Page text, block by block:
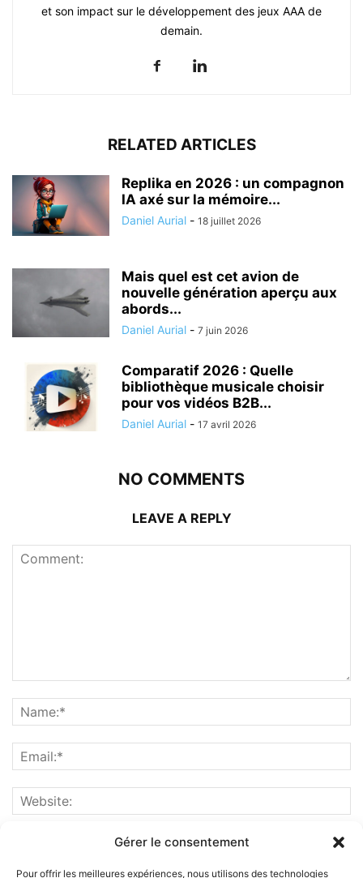
Gérer le consentement
Pour offrir les meilleures expériences, nous utilisons des technologies
et son impact sur le développement des jeux AAA de
demain.
RELATED ARTICLES
Replika en 2026 : un compagnon
IA axé sur la mémoire...
Daniel Aurial - 18 juillet 2026
Mais quel est cet avion de
nouvelle génération aperçu aux
abords...
Daniel Aurial - 7 juin 2026
Comparatif 2026 : Quelle
bibliothèque musicale choisir
pour vos vidéos B2B...
Daniel Aurial - 17 avril 2026
NO COMMENTS
LEAVE A REPLY